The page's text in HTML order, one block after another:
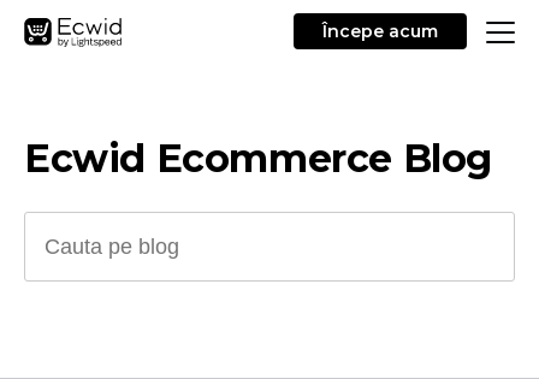
Începe acum
Ecwid Ecommerce Blog